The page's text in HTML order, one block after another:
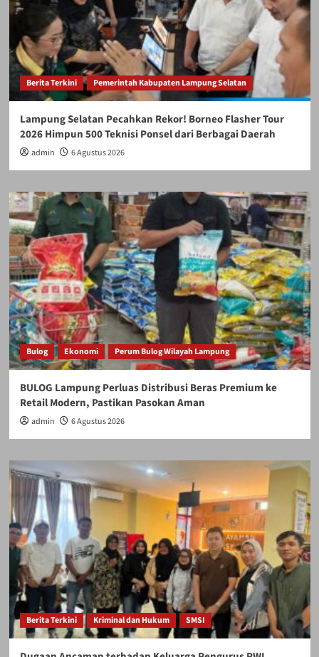
Berita Terkini Pemerintah Kabupaten Lampung Selatan
Lampung Selatan Pecahkan Rekor! Borneo Flasher Tour
2026 Himpun 500 Teknisi Ponsel dari Berbagai Daerah
admin 6 Agustus 2026
Bulog Ekonomi Perum Bulog Wilayah Lampung
BULOG Lampung Perluas Distribusi Beras Premium ke
Retail Modern, Pastikan Pasokan Aman
admin 6 Agustus 2026
Berita Terkini Kriminal dan Hukum SMSI